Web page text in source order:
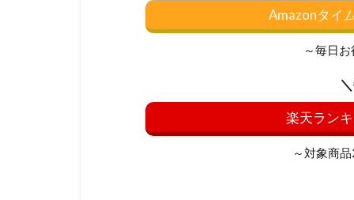
Amazonタイ
～毎日
楽天ラン
～対象商